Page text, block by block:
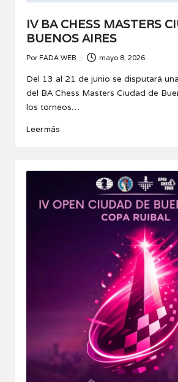
IV BA CHESS MASTERS
BUENOS AIRES
Publicado
por
Por FADA WEB mayo 8, 2026
Del 13 al 21 de junio se disputará
del BA Chess Masters Ciudad de
los torneos…
Leer más